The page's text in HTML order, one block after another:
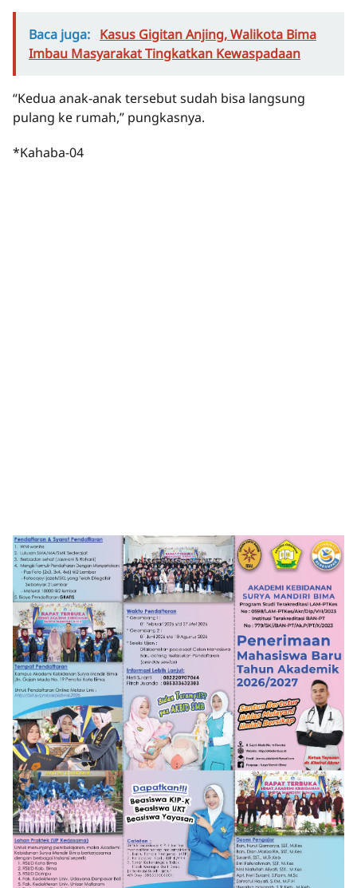
Baca juga: Kasus Gigitan Anjing, Walikota Bima
Imbau Masyarakat Tingkatkan Kewaspadaan
“Kedua anak-anak tersebut sudah bisa langsung
pulang ke rumah,” pungkasnya.
*Kahaba-04